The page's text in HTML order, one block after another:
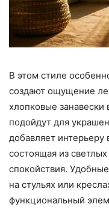
В этом стиле
создают ощущение
хлопковые занавески
подойдут для
добавляет интерьеру
состоящая из
спокойствия.
на стульях или
функциональный